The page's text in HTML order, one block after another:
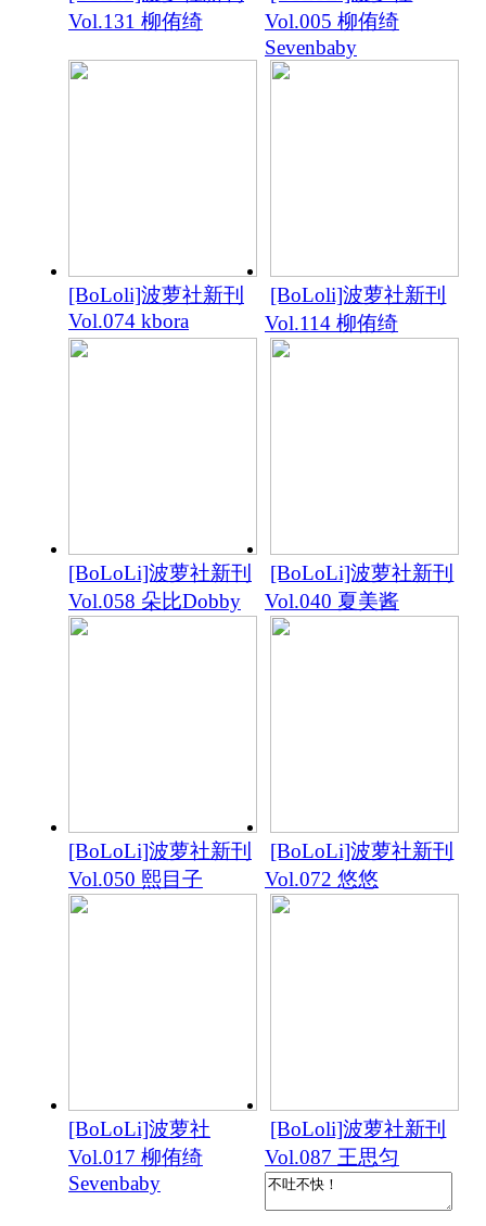
Vol.131 柳侑绮
Vol.005 柳侑绮
Sevenbaby
[BoLoli]波萝社新刊
Vol.074 kbora
[BoLoli]波萝社新刊
Vol.114 柳侑绮
[BoLoLi]波萝社新刊
Vol.058 朵比Dobby
[BoLoLi]波萝社新刊
Vol.040 夏美酱
[BoLoLi]波萝社新刊
Vol.050 熙目子
[BoLoLi]波萝社新刊
Vol.072 悠悠
[BoLoLi]波萝社
Vol.017 柳侑绮
Sevenbaby
[BoLoli]波萝社新刊
Vol.087 王思匀